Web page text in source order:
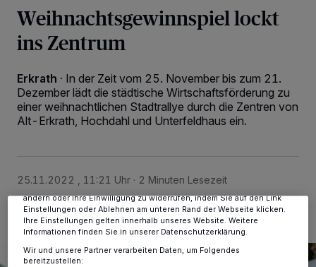
Weihnachtsgewinnspiel lockt
ins Zentrum
Erkrath · In der Zeit vom 25. November bis zum 21.
Dezember lädt die städtische Wirtschaftsförderung zu
einer weihnachtlichen Stadtrallye durch die Zentren von
Alt-Erkrath, Hochdahl und Unterfeldhaus ein.
25.11.2022 , 11:21 Uhr 2 Minuten Lesezeit
Wir und unsere218 -Partner speichern und greifen auf
personenbezogene Daten wie Browserdaten oder eindeutige
Kennungen auf Ihrem Gerät zu. Durch Auswahl von OK aktivieren Sie
Anzeigen möglicherweise nicht mehr so relevant für Sie. Sie können
dieses Menü jederzeit wieder aufrufen, um Ihre Einstellungen zu
ändern oder Ihre Einwilligung zu widerrufen, indem Sie auf den Link
Einstellungen oder Ablehnen am unteren Rand der Webseite klicken.
Ihre Einstellungen gelten innerhalb unseres Website. Weitere
Informationen finden Sie in unserer Datenschutzerklärung.
Wir und unsere Partner verarbeiten Daten, um Folgendes
bereitzustellen: